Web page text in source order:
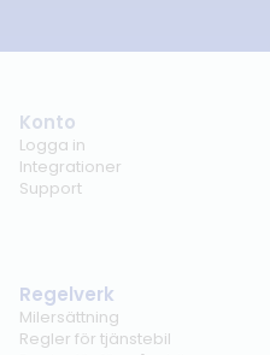
Konto
Logga in
Integrationer
Support
Regelverk
Milersättning
Regler för tjänstebil